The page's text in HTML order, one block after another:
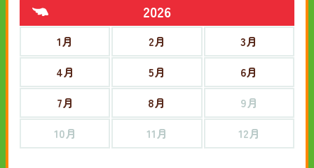
2026
1月 2月
3月
4月
5月
6月
7月
8月
9月
10月
11月 12月